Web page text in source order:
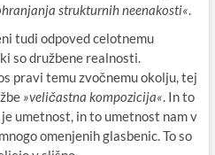
strukturnih neenakosti«.
tudi odpoved celotnemu
so družbene realnosti.
pravi temu zvočnemu okolju, tej
»veličastna kompozicija«. In to
umetnost, in to umetnost nam v
omenjenih glasbenic. To so